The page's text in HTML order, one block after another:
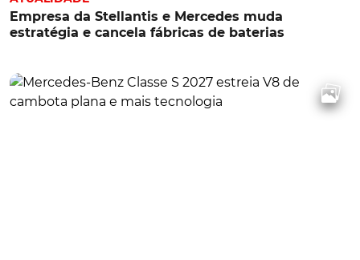
Empresa da Stellantis e Mercedes muda
estratégia e cancela fábricas de baterias